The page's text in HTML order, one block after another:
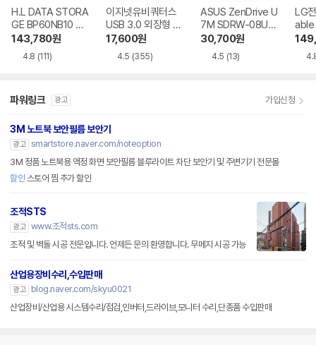
H.L DATA STORA
GE BP60NB10 블
루레이 외장ODD
143,780원
4.8 (111)
이지넷유비쿼터스
USB 3.0 외장형 D
VD-RW NEXT-20
0DVD-RW
17,600원
4.5 (355)
ASUS ZenDrive U
7M SDRW-08U7
M-U-B
30,700원
4.5 (13)
LG
able
파워링크 광고 가입신청
3M 노트북 보안필름 보안기
광고 smartstore.naver.com/noteoption
3M 정품 노트북용 액정 화면 보안필름 블루라이트 차단 보안기 및 주변기기 전문몰
할인 스토어 찜 추가 할인
조적STS
광고 www.조적sts.com
조적 및 벽돌 시공 전문입니다. 언제든 문의 환영합니다. 무메지 시공 가능
산업용장비수리,수입판매
광고
blog.naver.com/skyu0021
산업장비/산업용 시스템수리/점검,인버터,드라이브,모니터 수리,단종품 수입판매